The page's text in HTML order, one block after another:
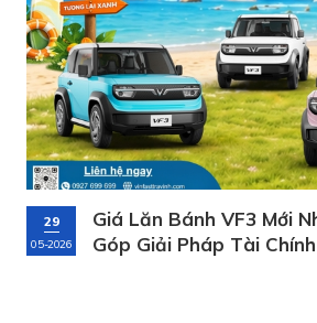
29
05-2026
Giá Lăn Bánh VF3 Mới
Góp Giải Pháp Tài